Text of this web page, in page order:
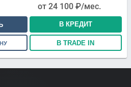
от 24 100 ₽/мес.
В КРЕДИТ
В TRADE IN